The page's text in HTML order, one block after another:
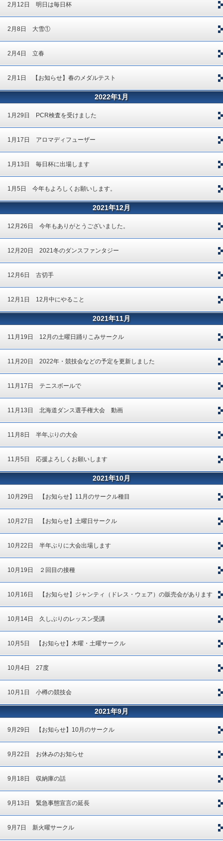
2月12日 明日は毎日杯
2月8日 大雪①
2月4日 立春
2月1日 【お知らせ】春のメダルテスト
2022年1月
1月29日 PCR検査を受けました
1月17日 アロマディフューザー
1月13日 毎日杯に出場します
1月5日 今年もよろしくお願いします。
2021年12月
12月26日 今年もありがとうございました。
12月20日 2021冬のダンスファンタジー
12月6日 古切手
12月1日 12月中にやること
2021年11月
11月19日 12月の土曜日踊りこみサークル
11月20日 2022年・競技会などの予定を更新しました
11月17日 テニスボールで
11月13日 北海道ダンス選手権大会 動画
11月8日 半年ぶりの大会
11月5日 応援よろしくお願いします
2021年10月
10月29日 【お知らせ】11月のサークル種目
10月27日 【お知らせ】土曜日サークル
10月22日 半年ぶりに大会出場します
10月19日 ２回目の接種
10月16日 【お知らせ】ジャンティ（ドレス・ウェア）の販売会があります
10月14日 久しぶりのレッスン受講
10月5日 【お知らせ】木曜・土曜サークル
10月4日 27度
10月1日 小樽の競技会
2021年9月
9月29日 【お知らせ】10月のサークル
9月22日 お休みのお知らせ
9月18日 収納庫の話
9月13日 緊急事態宣言の延長
9月7日 新火曜サークル